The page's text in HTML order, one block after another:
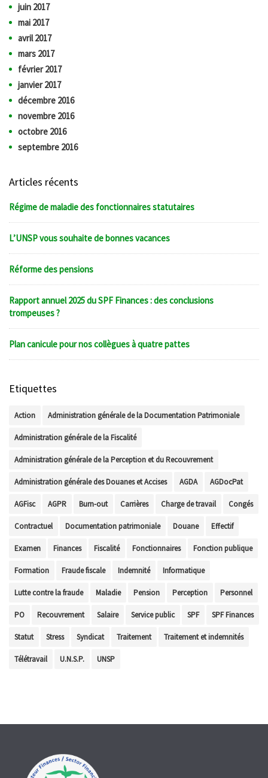
juin 2017
mai 2017
avril 2017
mars 2017
février 2017
janvier 2017
décembre 2016
novembre 2016
octobre 2016
septembre 2016
Articles récents
Régime de maladie des fonctionnaires statutaires
L’UNSP vous souhaite de bonnes vacances
Réforme des pensions
Rapport annuel 2025 du SPF Finances : des conclusions
trompeuses ?
Plan canicule pour nos collègues à quatre pattes
Etiquettes
Action Administration générale de la Documentation Patrimoniale
Administration générale de la Fiscalité
Administration générale de la Perception et du Recouvrement
Administration générale des Douanes et Accises AGDA AGDocPat
AGFisc AGPR Burn-out Carrières Charge de travail Congés
Contractuel Documentation patrimoniale Douane Effectif
Examen Finances Fiscalité Fonctionnaires Fonction publique
Formation Fraude fiscale Indemnité Informatique
Lutte contre la fraude Maladie Pension Perception Personnel
PO Recouvrement Salaire Service public SPF SPF Finances
Statut Stress Syndicat Traitement Traitement et indemnités
Télétravail U.N.S.P. UNSP